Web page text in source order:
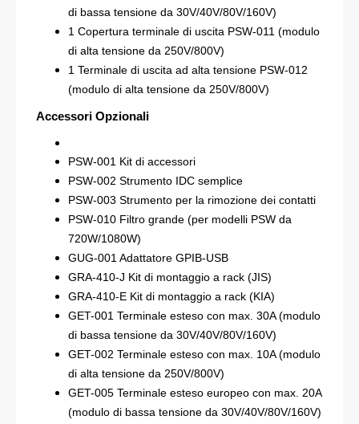
di bassa tensione da 30V/40V/80V/160V)
1 Copertura terminale di uscita PSW-011 (modulo
di alta tensione da 250V/800V)
1 Terminale di uscita ad alta tensione PSW-012
(modulo di alta tensione da 250V/800V)
Accessori Opzionali
PSW-001 Kit di accessori
PSW-002 Strumento IDC semplice
PSW-003 Strumento per la rimozione dei contatti
PSW-010 Filtro grande (per modelli PSW da
720W/1080W)
GUG-001 Adattatore GPIB-USB
GRA-410-J Kit di montaggio a rack (JIS)
GRA-410-E Kit di montaggio a rack (KIA)
GET-001 Terminale esteso con max. 30A (modulo
di bassa tensione da 30V/40V/80V/160V)
GET-002 Terminale esteso con max. 10A (modulo
di alta tensione da 250V/800V)
GET-005 Terminale esteso europeo con max. 20A
(modulo di bassa tensione da 30V/40V/80V/160V)